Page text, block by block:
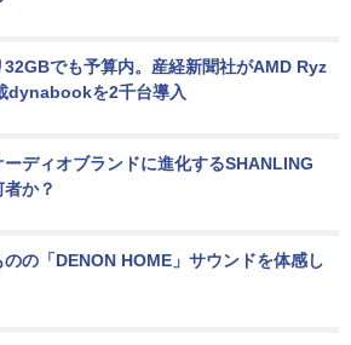
32GBでも予算内。産経新聞社がAMD Ryz
dynabookを2千台導入
ーディオブランドに進化するSHANLING
者か？
のの「DENON HOME」サウンドを体感し